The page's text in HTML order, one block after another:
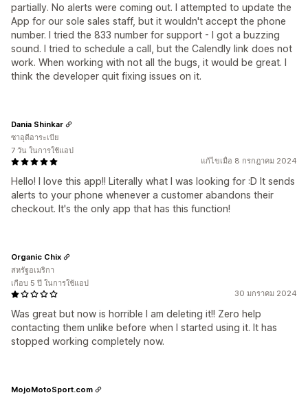
partially. No alerts were coming out. I attempted to update the
App for our sole sales staff, but it wouldn't accept the phone
number. I tried the 833 number for support - I got a buzzing
sound. I tried to schedule a call, but the Calendly link does not
work. When working with not all the bugs, it would be great. I
think the developer quit fixing issues on it.
แก้ไขเมื่อ 8 กรกฎาคม 2024
Hello! I love this app!! Literally what I was looking for :D It sends
alerts to your phone whenever a customer abandons their
checkout. It's the only app that has this function!
Dania Shinkar
ซาอุดีอาระเบีย
7 วัน ในการใช้แอป
30 มกราคม 2024
Was great but now is horrible I am deleting it!! Zero help
contacting them unlike before when I started using it. It has
stopped working completely now.
Organic Chix
สหรัฐอเมริกา
เกือบ 5 ปี ในการใช้แอป
MojoMotoSport.com